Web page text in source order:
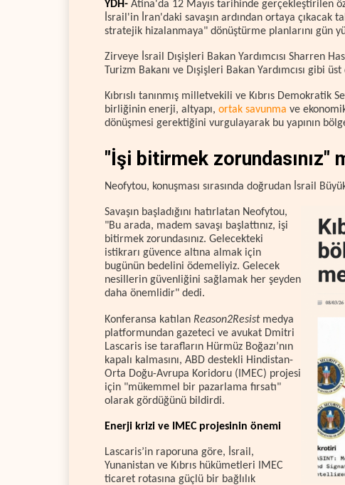
YDH- Atina'da 12 Mayıs tarihinde gerçekleştirilen
İsrail'in İran'daki savaşın ardından ortaya
stratejik hizalanmaya" dönüştürme planlarını gün
Zirveye İsrail Dışişleri Bakan Yardımcısı Sharren
Turizm Bakanı ve Dışişleri Bakan Yardımcısı gibi
Kıbrıslı tanınmış milletvekili ve Kıbrıs
birliğinin enerji, altyapı, ortak savunma ve
dönüşmesi gerektiğini vurgulayarak bu yapının
"İşi bitirmek zorundasınız"
Neofytou, konuşması sırasında doğrudan İsrail
Savaşın başladığını hatırlatan Neofytou,
"Bu arada, madem savaşı başlattınız, işi
bitirmek zorundasınız. Gelecekteki
istikrarı güvence altına almak için
bugünün bedelini ödemeliyiz. Gelecek
nesillerin güvenliğini sağlamak her şeyden
daha önemlidir" dedi.
Konferansa katılan Reason2Resistmedya
platformundan gazeteci ve avukat Dmitri
Lascaris ise tarafların Hürmüz Boğazı’nın
kapalı kalmasını, ABD destekli Hindistan-
Orta Doğu-Avrupa Koridoru (IMEC) projesi
için "mükemmel bir pazarlama fırsatı"
olarak gördüğünü bildirdi.
Enerji krizi ve IMEC projesinin önemi
Lascaris’in raporuna göre, İsrail,
Yunanistan ve Kıbrıs hükümetleri IMEC
ticaret rotasına güçlü bir bağlılık